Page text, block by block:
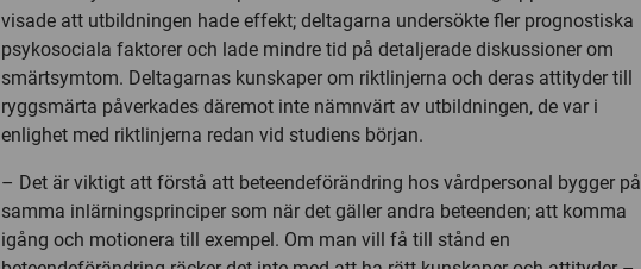
visade att utbildningen hade effekt; deltagarna undersökte fler prognostiska
psykosociala faktorer och lade mindre tid på detaljerade diskussioner om
smärtsymtom. Deltagarnas kunskaper om riktlinjerna och deras attityder till
ryggsmärta påverkades däremot inte nämnvärt av utbildningen, de var i
enlighet med riktlinjerna redan vid studiens början.
– Det är viktigt att förstå att beteendeförändring hos vårdpersonal bygger på
samma inlärningsprinciper som när det gäller andra beteenden; att komma
igång och motionera till exempel. Om man vill få till stånd en